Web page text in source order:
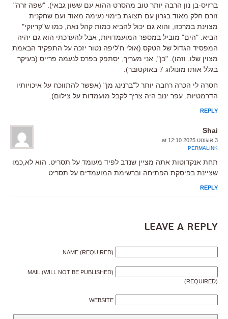
ברזיס-בן נון הרבה יותר טוב מהסרט ההוא עם ששון גבאי). "שפה זרה"
זורם חלק מאוד בגרון עם תצוגת בימוי נעימה מאוד ועם שחקנית
מצוינת במרכזו, והוא גם יכול להביא כמות קהל נאה, כמו ש"קריוקי"
הביא. "הים" מוביל במספר המועמדויות, אבל להערכתי הוא גם יהיה
המפסיד הגדול של הטקס (אולי ח'ליפה נטור יזכה על התפקיד הבאמת
מצוין שלו. וזהו). "כן", אני מעריך, יסתפק בפרס לנעמה פרייס (בעיקר
בגלל אותו מונולוג 7 באוקטובר).
חסרה לי הכרה רחבה יותר ל"ברנינג מן" (אפשר להתווכח על איכויותיו
הדרמטיות. עפר ינוב היה צריך לקבל מועמדות על צילום).
REPLY
Shai
3 אוגוסט 2025 at 12:10
PERMALINK
תחת אנקדוטות אתה מציין שנדב לפיד מעומד על תסריט. הוא לא,כמו
שציינת בפיסקת הפתיחה וברשימת המועמדים על תסריט
REPLY
Leave a Reply
NAME (REQUIRED)
MAIL (WILL NOT BE PUBLISHED)
(REQUIRED)
WEBSITE